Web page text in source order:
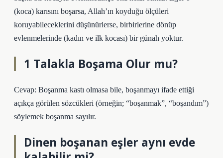
(koca) karısını boşarsa, Allah’ın koyduğu ölçüleri
koruyabileceklerini düşünürlerse, birbirlerine dönüp
evlenmelerinde (kadın ve ilk kocası) bir günah yoktur.
1 Talakla Boşama Olur mu?
Cevap: Boşanma kastı olmasa bile, boşanmayı ifade ettiği
açıkça görülen sözcükleri (örneğin; “boşanmak”, “boşandım”)
söylemek boşanma sayılır.
Dinen boşanan eşler aynı evde